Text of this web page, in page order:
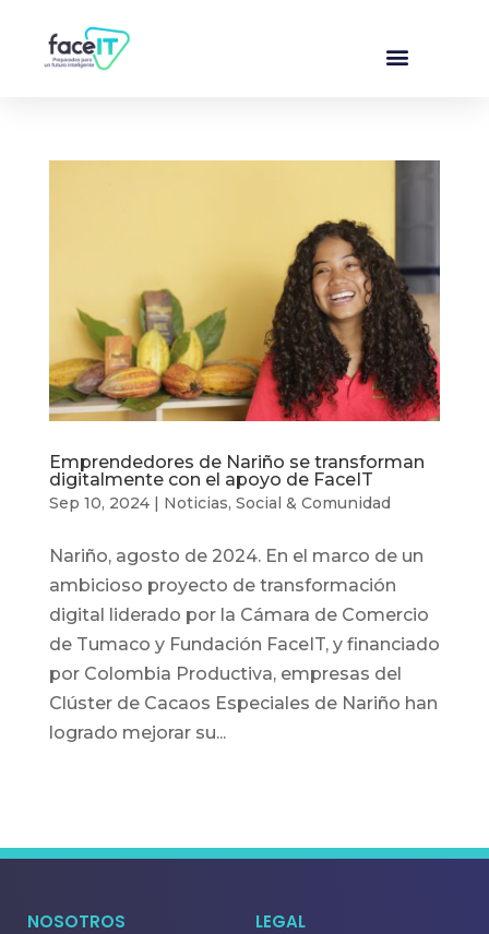
Emprendedores de Nariño se transforman
digitalmente con el apoyo de FaceIT
Sep 10, 2024| Noticias, Social & Comunidad
Nariño, agosto de 2024. En el marco de un
ambicioso proyecto de transformación
digital liderado por la Cámara de Comercio
de Tumaco y Fundación FaceIT, y financiado
por Colombia Productiva, empresas del
Clúster de Cacaos Especiales de Nariño han
logrado mejorar su...
NOSOTROS LEGAL